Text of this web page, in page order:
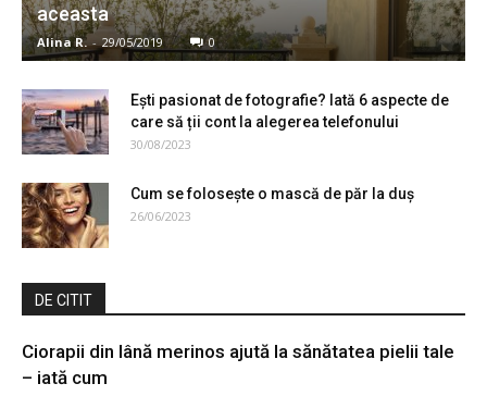
aceasta
Alina R. - 29/05/2019 0
Ești pasionat de fotografie? Iată 6 aspecte de
care să ții cont la alegerea telefonului
30/08/2023
Cum se folosește o mască de păr la duș
26/06/2023
DE CITIT
Ciorapii din lână merinos ajută la sănătatea pielii tale
– iată cum